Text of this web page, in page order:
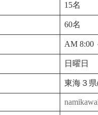
15名
60名
AM 8:00
日曜日
東海３